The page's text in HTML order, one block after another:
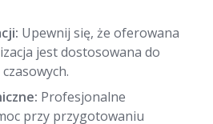
Upewnij się, że oferowana
jest dostosowana do
Profesjonalne
przy przygotowaniu